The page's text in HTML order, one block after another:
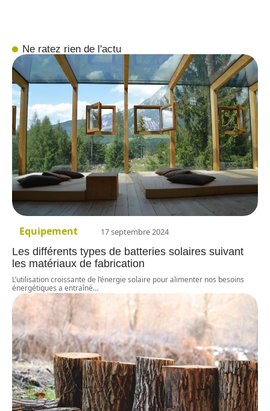
Ne ratez rien de l'actu
Equipement 17 septembre 2024
Les différents types de batteries solaires suivant
les matériaux de fabrication
L’utilisation croissante de l’énergie solaire pour alimenter nos besoins
énergétiques a entraîné…